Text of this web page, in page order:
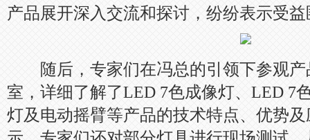
产品展开深入交流和探讨，纷纷表示受
随后，专家们在冯总的引领下参观产
室，详细了解了LED 7色成像灯、LED 7
灯及电动摇臂等产品的技术特点、优势